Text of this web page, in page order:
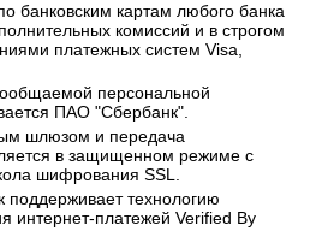
банковским картам любого банка
комиссий и в строгом
платежных систем Visa,
персональной
ПАО "Сбербанк".
шлюзом и передача
в защищенном режиме с
шифрования SSL.
технологию
интернет-платежей Verified By